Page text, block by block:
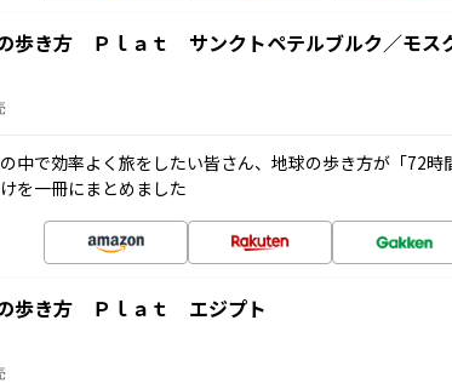
歩き方 Ｐｌａｔ サンクトペテルブルク／モス
中で効率よく旅をしたい皆さん、地球の歩き方が「72時
を一冊にまとめました
歩き方 Ｐｌａｔ エジプト